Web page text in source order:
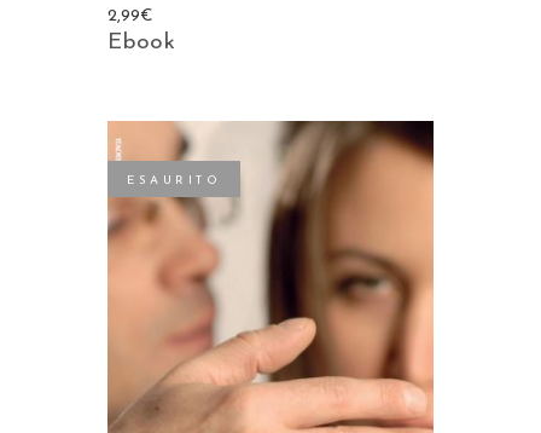
2,99€
Ebook
ESAURITO
LEGGI TUTTO